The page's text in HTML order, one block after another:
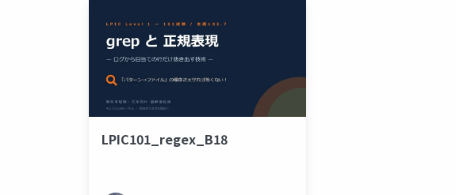
LPIC101_regex_B18